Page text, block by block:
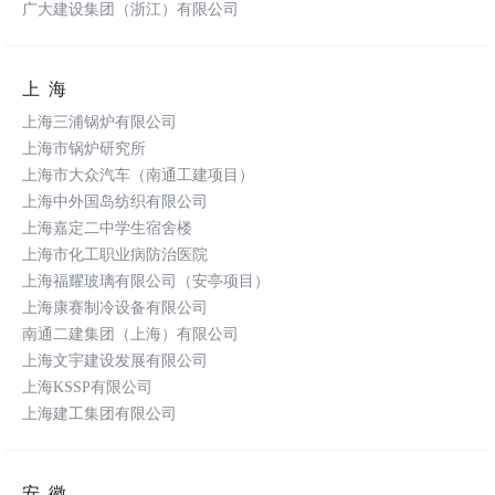
广大建设集团（浙江）有限公司
上海
上海三浦锅炉有限公司
上海市锅炉研究所
上海市大众汽车（南通工建项目）
上海中外国岛纺织有限公司
上海嘉定二中学生宿舍楼
上海市化工职业病防治医院
上海福耀玻璃有限公司（安亭项目）
上海康赛制冷设备有限公司
南通二建集团（上海）有限公司
上海文宇建设发展有限公司
上海KSSP有限公司
上海建工集团有限公司